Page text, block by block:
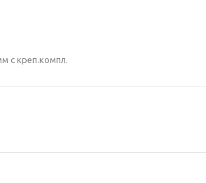
с креп.компл.